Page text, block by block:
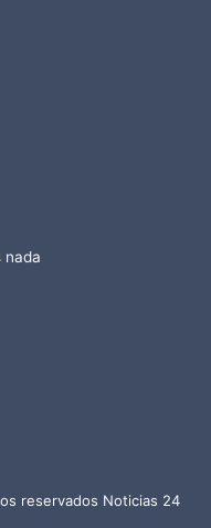
nada
reservados Noticias 24